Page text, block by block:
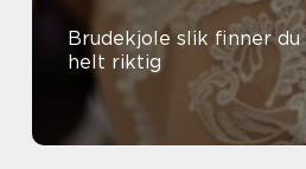
Brudekjole slik finner du kjolen som føles
helt riktig